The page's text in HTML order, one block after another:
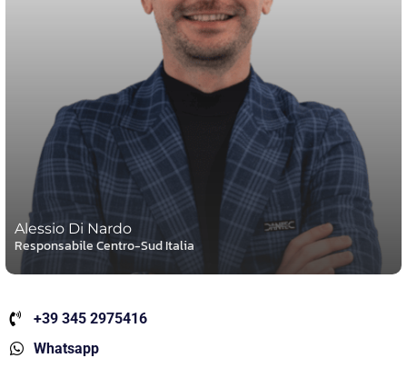
Alessio Di Nardo
Responsabile Centro-Sud Italia
+39 345 2975416
Whatsapp